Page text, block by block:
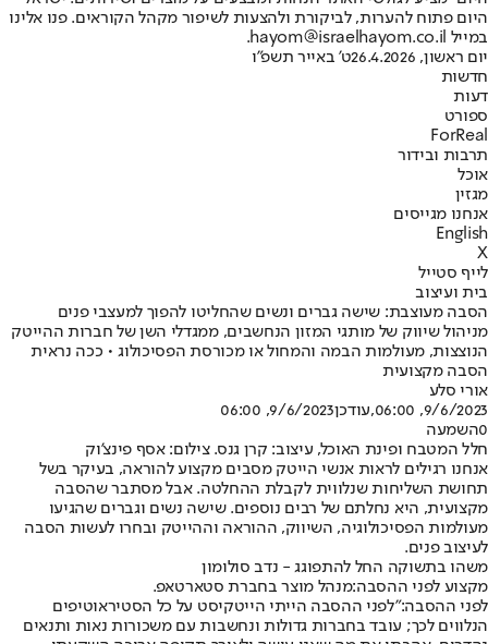
היום פתוח להערות, לביקורת ולהצעות לשיפור מקהל הקוראים. פנו אלינו
במייל hayom@israelhayom.co.il.
יום ראשון, 26.4.2026
ט' באייר תשפ"ו
חדשות
דעות
ספורט
ForReal
תרבות ובידור
אוכל
מגזין
אנחנו מגייסים
English
X
לייף סטייל
בית ועיצוב
הסבה מעוצבת: שישה גברים ונשים שהחליטו להפוך למעצבי פנים
מניהול שיווק של מותגי המזון הנחשבים, ממגדלי השן של חברות ההייטק
הנוצצות, מעולמות הבמה והמחול או מכורסת הפסיכולוג • ככה נראית
הסבה מקצועית
אורי סלע
9/6/2023, 06:00
,עודכן9/6/2023, 06:00
0השמעה
חלל המטבח ופינת האוכל, עיצוב: קרן גנס. צילום: אסף פינצ'וק
אנחנו רגילים לראות אנשי הייטק מסבים מקצוע להוראה, בעיקר בשל
תחושת השליחות שנלווית לקבלת ההחלטה. אבל מסתבר שהסבה
מקצועית, היא נחלתם של רבים נוספים. שישה נשים וגברים שהגיעו
מעולמות הפסיכולוגיה, השיווק, ההוראה וההייטק ובחרו לעשות הסבה
לעיצוב פנים.
משהו בתשוקה החל להתפוגג - נדב סולומון
מקצוע לפני ההסבה:מנהל מוצר בחברת סטארטאפ.
לפני ההסבה:"לפני ההסבה הייתי הייטקיסט על כל הסטיראוטיפים
הנלווים לכך; עובד בחברות גדולות ונחשבות עם משכורות נאות ותנאים